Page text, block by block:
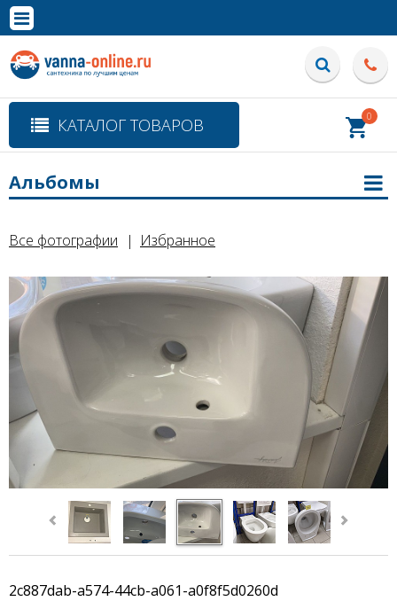
Полная версия сайта
КАТАЛОГ ТОВАРОВ 0
Все фотографии Избранное
2c887dab-a574-44cb-a061-a0f8f5d0260d
Альбомы